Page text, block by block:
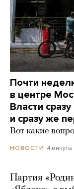
Почти
в центре
Власти
и сразу же
Вот какие
НОВОСТИ 4 минуты
Партия